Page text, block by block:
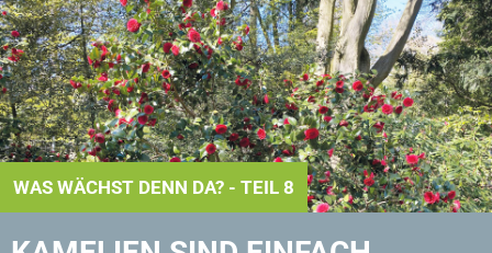
WAS WÄCHST DENN DA? - TEIL 8